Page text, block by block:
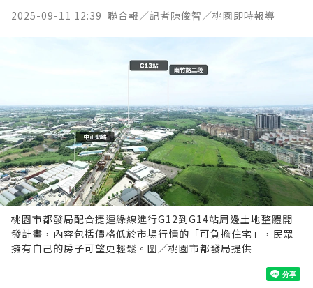
2025-09-11 12:39 聯合報／記者陳俊智／桃園即時報導
桃園市都發局配合捷運綠線進行G12到G14站周邊土地整體開
發計畫，內容包括價格低於市場行情的「可負擔住宅」，民眾
擁有自己的房子可望更輕鬆。圖／桃園市都發局提供